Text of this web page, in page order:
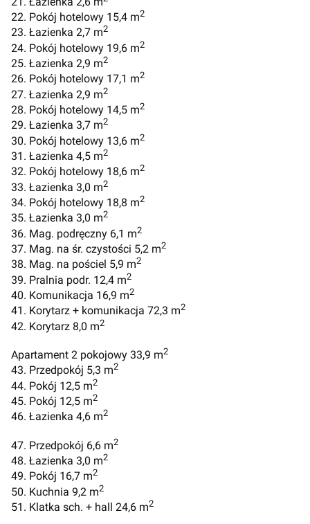
22. Pokój hotelowy 15,4 m2
23. Łazienka 2,7 m2
24. Pokój hotelowy 19,6 m2
25. Łazienka 2,9 m2
26. Pokój hotelowy 17,1 m2
27. Łazienka 2,9 m2
28. Pokój hotelowy 14,5 m2
29. Łazienka 3,7 m2
30. Pokój hotelowy 13,6 m2
31. Łazienka 4,5 m2
32. Pokój hotelowy 18,6 m2
33. Łazienka 3,0 m2
34. Pokój hotelowy 18,8 m2
35. Łazienka 3,0 m2
36. Mag. podręczny 6,1 m2
37. Mag. na śr. czystości 5,2 m2
38. Mag. na pościel 5,9 m2
39. Pralnia podr. 12,4 m2
40. Komunikacja 16,9 m2
41. Korytarz + komunikacja 72,3 m2
42. Korytarz 8,0 m2
Apartament 2 pokojowy 33,9 m2
43. Przedpokój 5,3 m2
44. Pokój 12,5 m2
45. Pokój 12,5 m2
46. Łazienka 4,6 m2
47. Przedpokój 6,6 m2
48. Łazienka 3,0 m2
49. Pokój 16,7 m2
50. Kuchnia 9,2 m2
51. Klatka sch. + hall 24,6 m2